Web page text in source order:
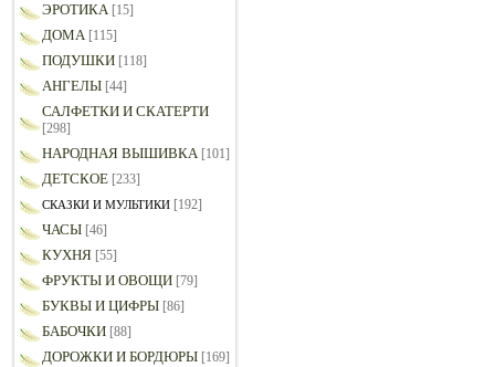
ЭРОТИКА [15]
ДОМА [115]
ПОДУШКИ [118]
АНГЕЛЫ [44]
САЛФЕТКИ И СКАТЕРТИ
[298]
НАРОДНАЯ ВЫШИВКА [101]
ДЕТСКОЕ [233]
СКАЗКИ И МУЛЬТИКИ [192]
ЧАСЫ [46]
КУХНЯ [55]
ФРУКТЫ И ОВОЩИ [79]
БУКВЫ И ЦИФРЫ [86]
БАБОЧКИ [88]
ДОРОЖКИ И БОРДЮРЫ [169]